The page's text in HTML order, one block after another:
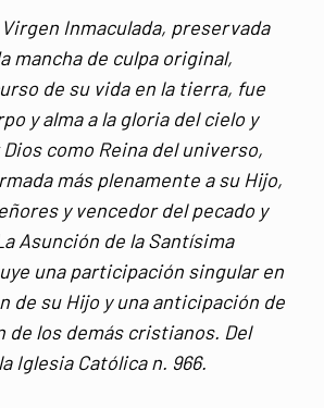
Inmaculada, preservada
mancha de culpa original,
de su vida en la tierra, fue
y alma a la gloria del cielo y
como Reina del universo,
más plenamente a su Hijo,
y vencedor del pecado y
Asunción de la Santísima
una participación singular en
de su Hijo y una anticipación de
de los demás cristianos. Del
Iglesia Católica n. 966.